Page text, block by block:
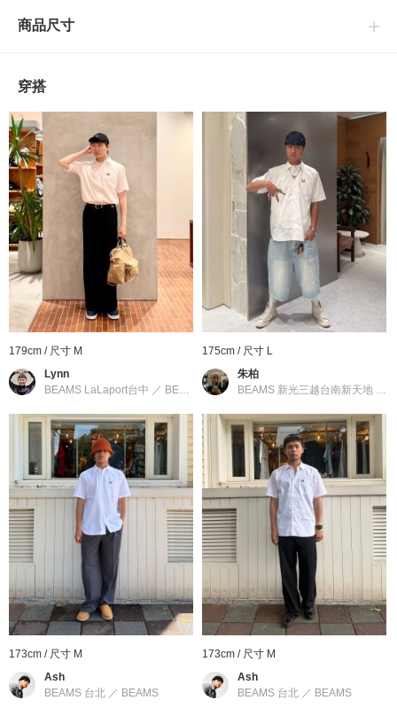
織平紋布料增添高雅氣息。能為春夏季節的造型營造出輕盈感。
■細節
■養護方法
可水洗
（詳情請參閱商品附帶的洗滌標籤）
※商品色澤會依據環境光源或個人的手機電腦螢幕顯示而有些許不
同，如實際商品有色差之情況敬請見諒。
※請參考與實品顏色較為接近的商品單品照。
※刊登的尺寸是以樣品丈量，與實際商品可能會有誤差產生。
FRED PERRY
「大滿貫」至高無上榮譽的傳奇網球選手Frederick John Perry於
1952年創立。品牌得到溫布頓的正式授權，得以生產象徵公開賽
最高榮譽的「月桂樹」標誌繡於胸前的POLO衫。
1960年代，影響全世界的Mods文化誕生於當時世界流行文化最先
端的倫敦加拿比街(Carnaby Street)。 版型合身的FRED PERRY
也貼近了當時年輕人在夜店熱舞通宵的生活。 從此FRED PERRY
從一個運動品牌，轉變到與前衛流行話題形影不離的關係，也確立
了世界上絕無僅有的獨特品牌風格地位。
商品編號：11-01-1731-060
» 聯絡我們
商品尺寸
穿搭
179cm / 尺寸 M
Lynn
BEAMS LaLaport台中 ／ BEAMS
175cm / 尺寸 L
朱柏
BEAMS 新光三越台南新天地
173cm / 尺寸 M
Ash
BEAMS 台北 ／ BEAMS
173cm / 尺寸 M
Ash
BEAMS 台北 ／ BEAMS